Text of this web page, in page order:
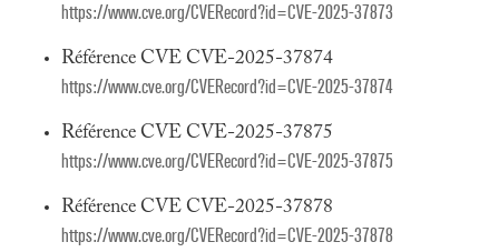
https://www.cve.org/CVERecord?id=CVE-2025-37873
Référence CVE CVE-2025-37874
https://www.cve.org/CVERecord?id=CVE-2025-37874
Référence CVE CVE-2025-37875
https://www.cve.org/CVERecord?id=CVE-2025-37875
Référence CVE CVE-2025-37878
https://www.cve.org/CVERecord?id=CVE-2025-37878